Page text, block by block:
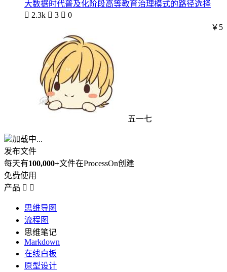
大数据时代普及化阶段高等教育治理模式的路径选择
 2.3k  3  0
五一七
￥5
加载中...
发布文件
每天有100,000+文件在ProcessOn创建
免费使用
产品  
思维导图
流程图
思维笔记
Markdown
在线白板
原型设计